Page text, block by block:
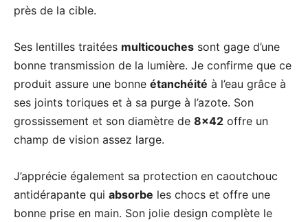
près de la cible.
Ses lentilles traitées multicouches sont gage d’une
bonne transmission de la lumière. Je confirme que ce
produit assure une bonne étanchéité à l’eau grâce à
ses joints toriques et à sa purge à l’azote. Son
grossissement et son diamètre de 8×42 offre un
champ de vision assez large.
J’apprécie également sa protection en caoutchouc
antidérapante qui absorbe les chocs et offre une
bonne prise en main. Son jolie design complète le